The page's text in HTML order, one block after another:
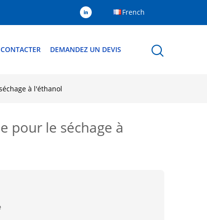
French
DEMANDEZ UN DEVIS
à l'éthanol
pour le séchage à